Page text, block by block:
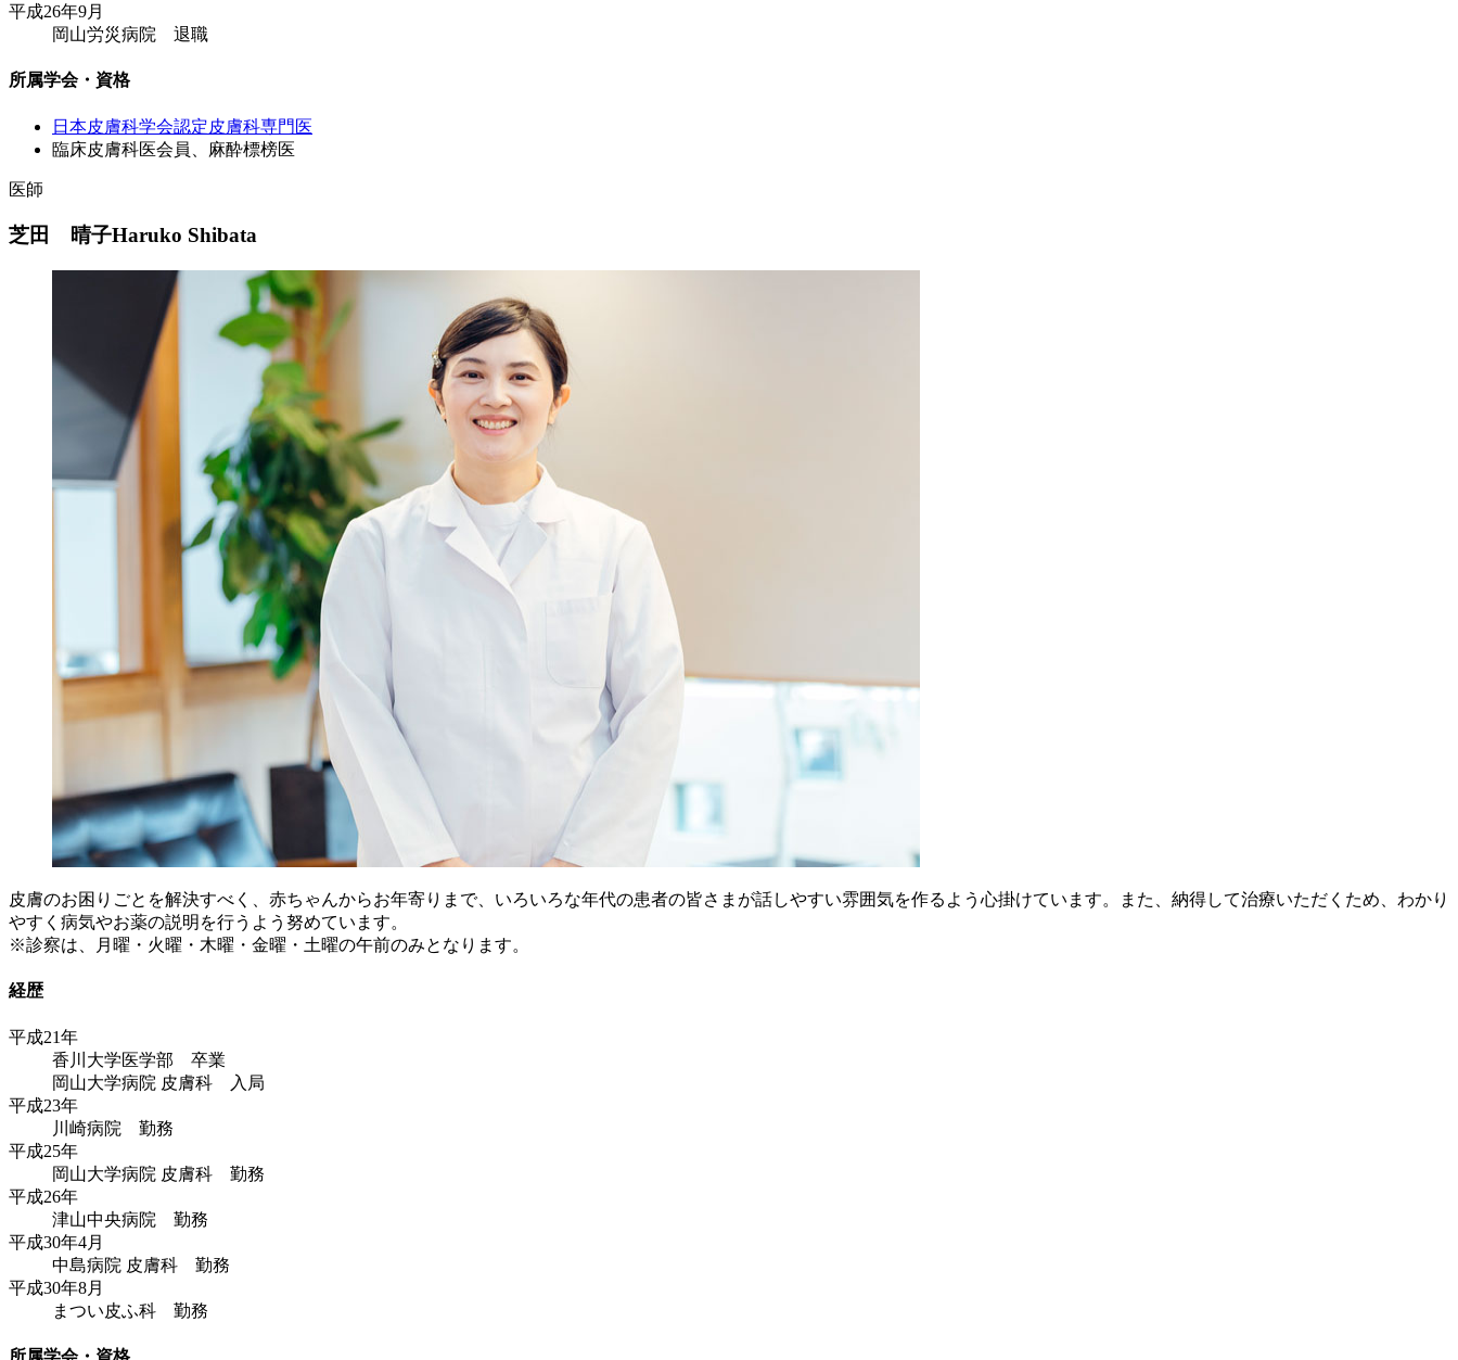
平成26年9月
岡山労災病院 退職
所属学会・資格
日本皮膚科学会認定皮膚科専門医
臨床皮膚科医会員、麻酔標榜医
医師
芝田 晴子Haruko Shibata
皮膚のお困りごとを解決すべく、赤ちゃんからお年寄りまで、いろいろな年代の患者の皆さまが話しやすい雰囲気を作るよう心掛けています。また、納得して治療いただくため、わかり
やすく病気やお薬の説明を行うよう努めています。
※診察は、月曜・火曜・木曜・金曜・土曜の午前のみとなります。
経歴
平成21年
香川大学医学部 卒業
岡山大学病院 皮膚科 入局
平成23年
川崎病院 勤務
平成25年
岡山大学病院 皮膚科 勤務
平成26年
津山中央病院 勤務
平成30年4月
中島病院 皮膚科 勤務
平成30年8月
まつい皮ふ科 勤務
所属学会・資格